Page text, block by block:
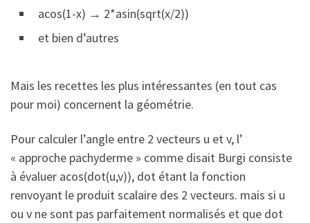
acos(1-x) → 2*asin(sqrt(x/2))
et bien d’autres
Mais les recettes les plus intéressantes (en tout cas
pour moi) concernent la géométrie.
Pour calculer l’angle entre 2 vecteurs u et v, l’
« approche pachyderme » comme disait Burgi consiste
à évaluer acos(dot(u,v)), dot étant la fonction
renvoyant le produit scalaire des 2 vecteurs. mais si u
ou v ne sont pas parfaitement normalisés et que dot